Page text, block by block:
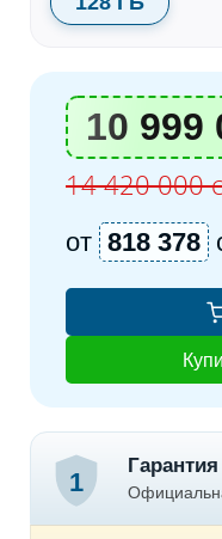
10 999
14 420 000
от 818 378
1
Гарантия